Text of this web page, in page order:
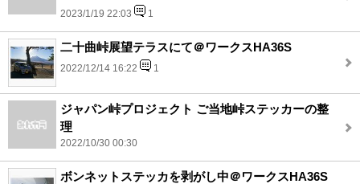
2023/1/19 22:03 1
二十曲峠展望テラスにて＠ワークスHA36S
2022/12/14 16:22 1
ジャパン峠プロジェクト ご当地峠ステッカーの整
理
2022/10/30 00:30
ボンネットステッカを剥がし中＠ワークスHA36S